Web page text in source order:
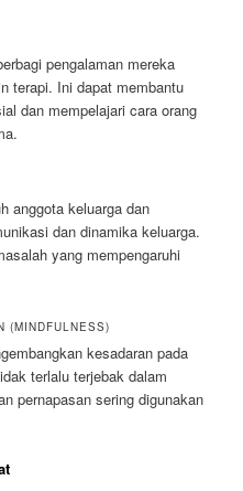
pengalaman mereka
terapi. Ini dapat membantu
dan mempelajari cara orang
anggota keluarga dan
dan dinamika keluarga.
yang mempengaruhi
(MINDFULNESS)
kesadaran pada
terlalu terjebak dalam
pernapasan sering digunakan